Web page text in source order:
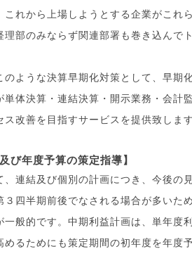
これから上場しようとする企業がこれ
理部のみならず関連部署も巻き込んで
のような決算早期化対策として、早期
単体決算・連結決算・開示業務・会計
改善を目指すサービスを提供致します
び年度予算の策定指導】
連結及び個別の計画につき、今後の
３四半期前後でなされる場合が多いた
一般的です。中期利益計画は、単年度
めるためにも策定期間の初年度を年度